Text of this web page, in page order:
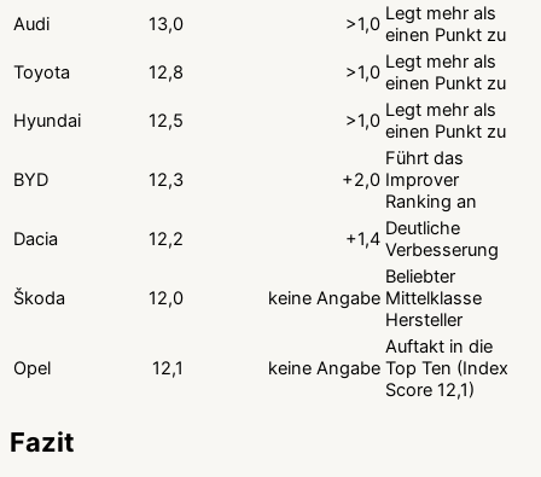
Audi
13,0 >1,0 Legt mehr als
einen Punkt zu
Toyota
12,8 >1,0 Legt mehr als
einen Punkt zu
Hyundai
12,5 >1,0 Legt mehr als
einen Punkt zu
BYD 12,3 +2,0
Führt das
Improver
Ranking an
Dacia
12,2 +1,4 Deutliche
Verbesserung
Škoda 12,0 keine Angabe
Beliebter
Mittelklasse
Hersteller
Opel 12,1 keine Angabe
Auftakt in die
Top Ten (Index
Score 12,1)
Fazit